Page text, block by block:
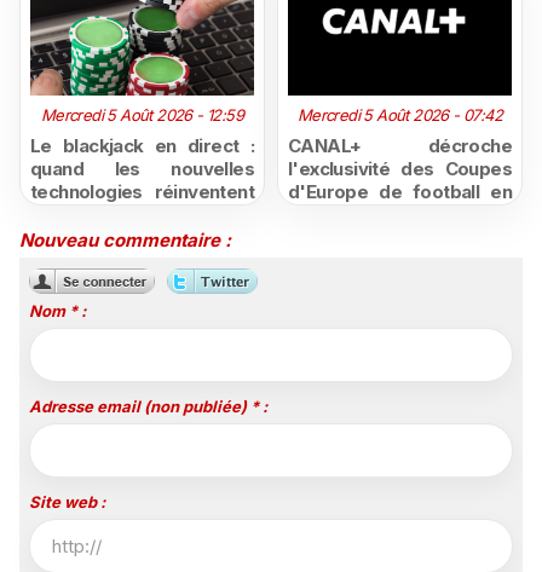
Mercredi 5 Août 2026 - 12:59
Le blackjack en direct :
quand les nouvelles
technologies réinventent
ligne
Mercredi 5 Août 2026 - 07:42
CANAL+ décroche
l'exclusivité des Coupes
d'Europe de football en
Nouveau commentaire :
Nom * :
Adresse email (non publiée) * :
Site web :